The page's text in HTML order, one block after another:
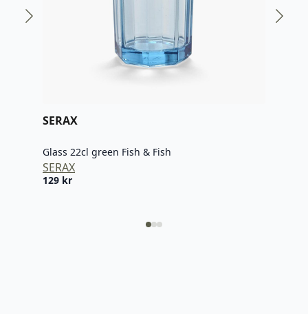
SERAX
Glass 22cl green Fish & Fish
SERAX
129 kr